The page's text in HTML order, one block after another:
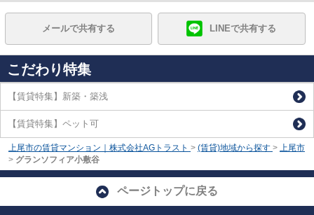
メールで共有する LINEで共有する
こだわり特集
【賃貸特集】新築・築浅
【賃貸特集】ペット可
上尾市の賃貸マンション｜株式会社AGトラスト > (賃貸)地域から探す > 上尾市
> グランソフィア小敷谷
ページトップに戻る